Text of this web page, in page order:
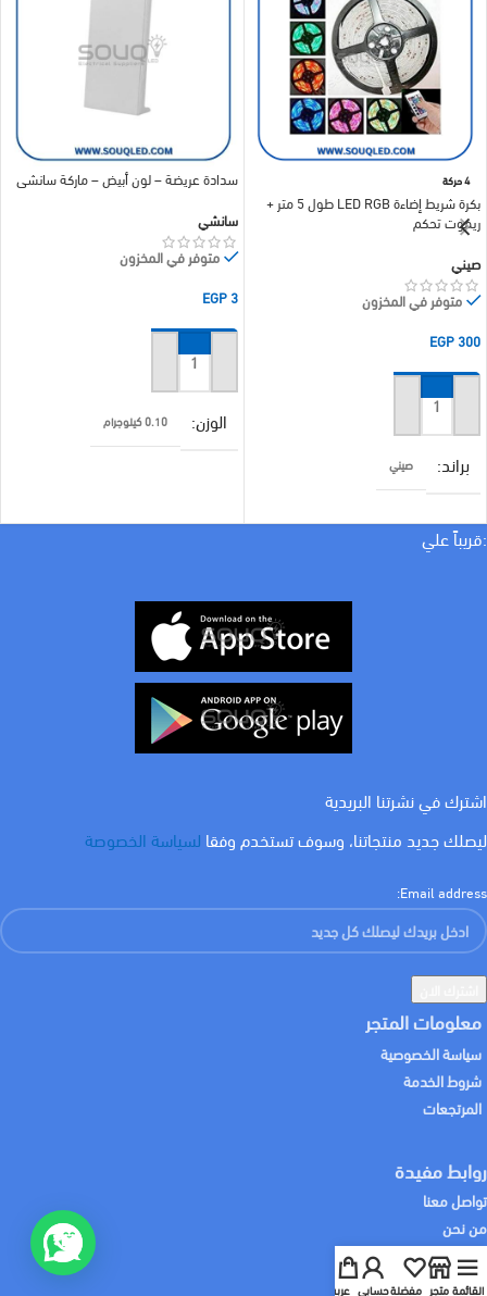
4 حركة
بكرة شريط إضاءة LED RGB طول 5 متر +
ريموت تحكم
صيني
متوفر في المخزون
EGP300
إضافة إلى السلة
براند صيني
لون الاضاءة 4 حركة
سدادة عريضة – لون أبيض – ماركة سانشي
سانشي
متوفر في المخزون
EGP3
إضافة إلى السلة
الوزن 0.10 كيلوجرام
:قريباً علي
اشترك في نشرتنا البريدية
ليصلك جديد منتجاتنا، وسوف تستخدم وفقا لسياسة الخصوصة
Email address:
معلومات المتجر
سياسة الخصوصية
شروط الخدمة
المرتجعات
روابط مفيدة
تواصل معنا
من نحن
سابقة الاعمال
خدماتنا
القائمةمتجر مفضلةحسابي عربة